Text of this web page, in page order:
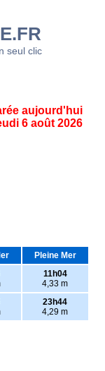
seul clic
aujourd'hui
6 août 2026
Pleine Mer
11h04
4,33 m
23h44
4,29 m